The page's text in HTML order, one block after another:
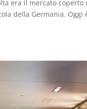
era il mercato coperto
della Germania.